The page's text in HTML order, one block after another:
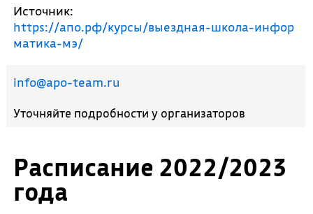
Расписание 2022/2023
года
Источник:
https://апо.рф/курсы/выездная-школа-инфор
матика-мэ/
info@apo-team.ru
Уточняйте подробности у организаторов